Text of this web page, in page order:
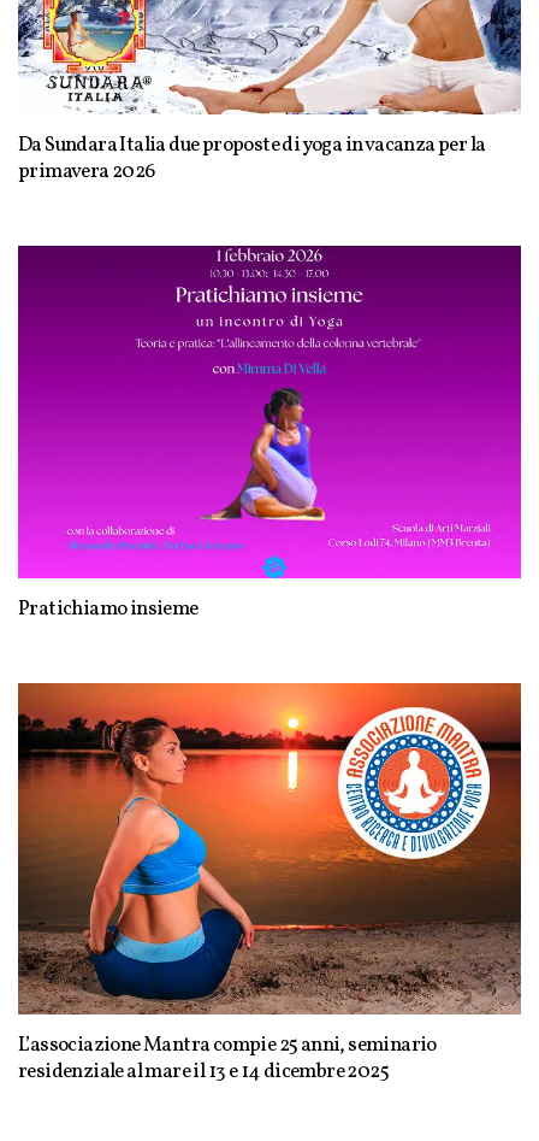
Da Sundara Italia due proposte di yoga in vacanza per la
primavera 2026
Pratichiamo insieme
L’associazione Mantra compie 25 anni, seminario
residenziale al mare il 13 e 14 dicembre 2025